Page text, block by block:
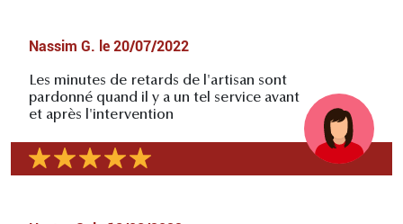
Nassim G. le 20/07/2022
Les minutes de retards de l'artisan sont
pardonné quand il y a un tel service avant
et après l'intervention